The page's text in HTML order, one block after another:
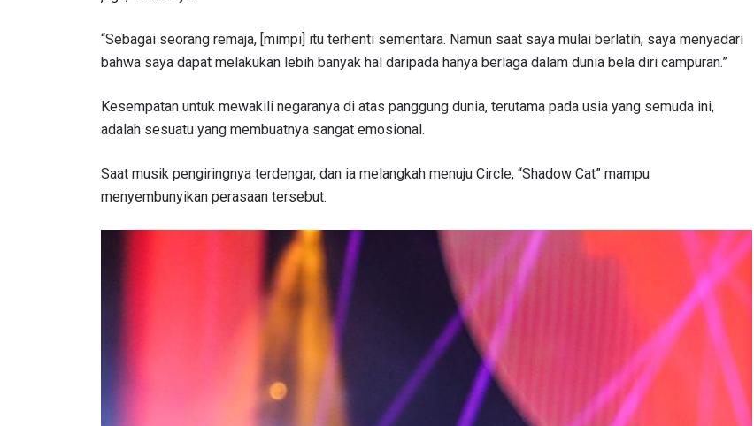
“Sebagai seorang remaja, [mimpi] itu terhenti sementara. Namun saat saya mulai berlatih, saya menyadari
bahwa saya dapat melakukan lebih banyak hal daripada hanya berlaga dalam dunia bela diri campuran.”
Kesempatan untuk mewakili negaranya di atas panggung dunia, terutama pada usia yang semuda ini,
adalah sesuatu yang membuatnya sangat emosional.
Saat musik pengiringnya terdengar, dan ia melangkah menuju Circle, “Shadow Cat” mampu
menyembunyikan perasaan tersebut.
BERLANGGANAN
Dengan mengirimkan formulir ini, anda menyetujui pengumpulan,
membatalkan (unsubscribe) dari jenis komunikasi ini kapan